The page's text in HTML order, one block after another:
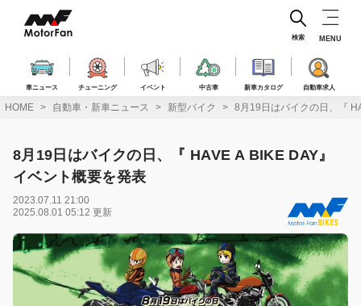
ス
車ニュース チューニング イベント 中古車 新車カタログ 自動車求人
検索 MENU
HOME 自動車・新車ニュース 新型バイク 8月19日はバイクの日、『
8月19日はバイクの日、『 HAVE A BIKE DAY』
イベント概要を発表
2023.07.11 21:00
2025.08.01 05:12 更新